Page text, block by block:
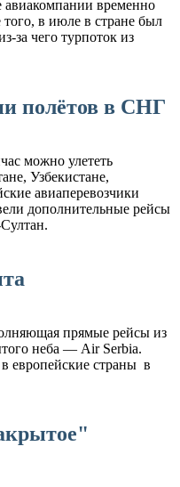
авиакомпании временно
того, в июле в стране был
за чего турпоток из
полётов в СНГ
можно улететь
Узбекистане,
авиаперевозчики
дополнительные рейсы
прямые рейсы из
неба — Air Serbia.
европейские страны в